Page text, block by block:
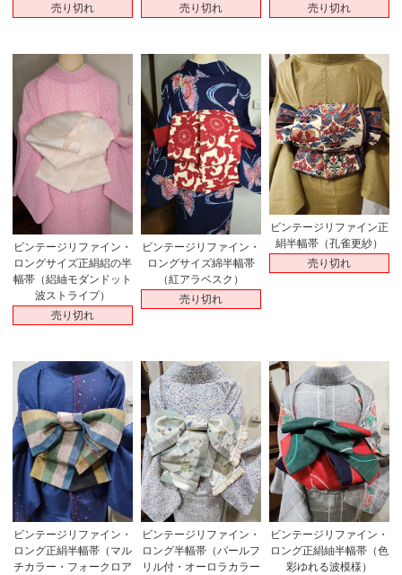
売り切れ
売り切れ
売り切れ
ビンテージリファイン・
ロングサイズ正絹絽の半
幅帯（絽紬モダンドット
波ストライプ）
売り切れ
ビンテージリファイン・
ロングサイズ綿半幅帯
（紅アラベスク）
売り切れ
ビンテージリファイン正
絹半幅帯（孔雀更紗）
売り切れ
ビンテージリファイン・
ロング正絹半幅帯（マル
チカラー・フォークロア
ビンテージリファイン・
ロング半幅帯（パールフ
リル付・オーロラカラー
ビンテージリファイン・
ロング正絹紬半幅帯（色
彩ゆれる波模様）